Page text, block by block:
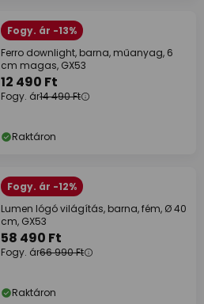
Fogy. ár -13%
Ferro downlight, barna, műanyag, 6
cm magas, GX53
12 490 Ft
Fogy. ár14 490 Ft
Raktáron
Fogy. ár -12%
Lumen lógó világítás, barna, fém, Ø 40
cm, GX53
58 490 Ft
Fogy. ár66 990 Ft
Raktáron